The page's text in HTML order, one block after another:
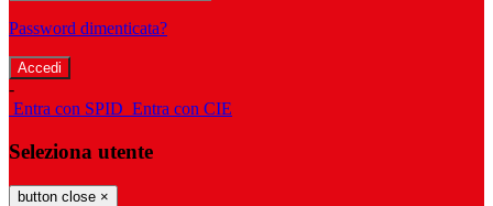
Password dimenticata?
-
Entra con SPID Entra con CIE
Seleziona utente
button close ×